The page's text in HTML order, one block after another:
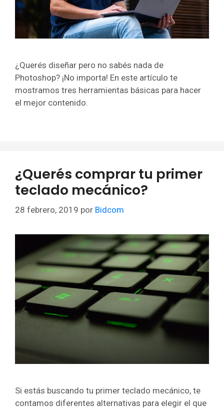
¿Querés diseñar pero no sabés nada de
Photoshop? ¡No importa! En este artículo te
mostramos tres herramientas básicas para hacer
el mejor contenido.
¿Querés comprar tu primer
teclado mecánico?
28 febrero, 2019 por Bidcom
Si estás buscando tu primer teclado mecánico, te
contamos diferentes alternativas para elegir el que